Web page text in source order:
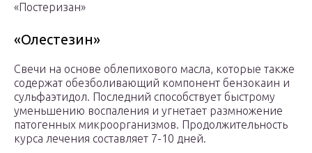
«Постеризан»
«Олестезин»
Свечи на основе облепихового масла, которые также
содержат обезболивающий компонент бензокаин и
сульфаэтидол. Последний способствует быстрому
уменьшению воспаления и угнетает размножение
патогенных микроорганизмов. Продолжительность
курса лечения составляет 7-10 дней.